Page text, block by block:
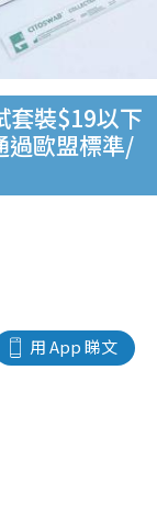
套裝$19以下
過歐盟標準/
用 App 睇文